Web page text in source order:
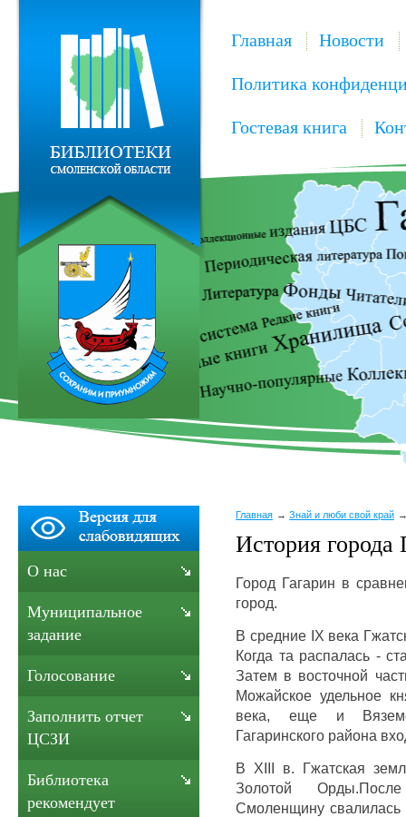
Главная Новости
Политика
Гостевая книга
Главная Знай и люби свой край
История города
Город Гагарин в
город.
В средние IX века
Когда та распалась -
Затем в восточной
Можайское удельное
века, еще и
Гагаринского района
В XIII в. Гжатская
Золотой
Смоленщину свалилась
О нас
Муниципальное
задание
Голосование
Заполнить отчет
ЦСЗИ
Библиотека
рекомендует